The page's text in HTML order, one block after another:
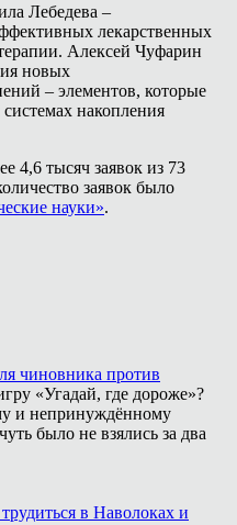
Лебедева –
лекарственных
Алексей Чуфарин
новых
– элементов, которые
накопления
4,6 тысяч заявок из 73
заявок было
науки».
чиновника против
«Угадай, где дороже»?
и непринуждённому
было не взялись за два
в Наволоках и